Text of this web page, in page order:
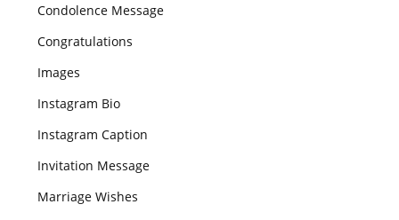
Condolence Message
Congratulations
Images
Instagram Bio
Instagram Caption
Invitation Message
Marriage Wishes